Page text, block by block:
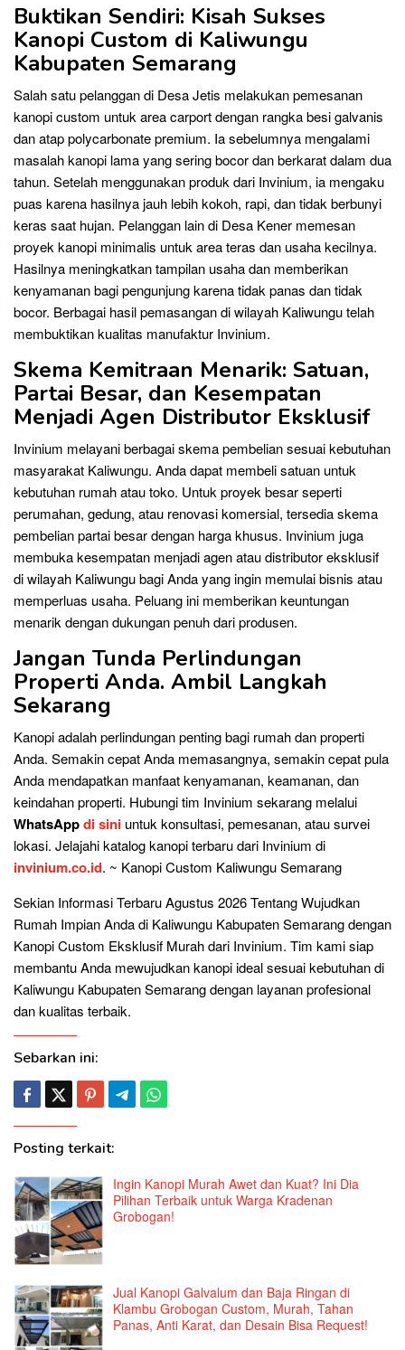
Buktikan Sendiri: Kisah Sukses
Kanopi Custom di Kaliwungu
Kabupaten Semarang
Salah satu pelanggan di Desa Jetis melakukan pemesanan
kanopi custom untuk area carport dengan rangka besi galvanis
dan atap polycarbonate premium. Ia sebelumnya mengalami
masalah kanopi lama yang sering bocor dan berkarat dalam dua
tahun. Setelah menggunakan produk dari Invinium, ia mengaku
puas karena hasilnya jauh lebih kokoh, rapi, dan tidak berbunyi
keras saat hujan. Pelanggan lain di Desa Kener memesan
proyek kanopi minimalis untuk area teras dan usaha kecilnya.
Hasilnya meningkatkan tampilan usaha dan memberikan
kenyamanan bagi pengunjung karena tidak panas dan tidak
bocor. Berbagai hasil pemasangan di wilayah Kaliwungu telah
membuktikan kualitas manufaktur Invinium.
Skema Kemitraan Menarik: Satuan,
Partai Besar, dan Kesempatan
Menjadi Agen Distributor Eksklusif
Invinium melayani berbagai skema pembelian sesuai kebutuhan
masyarakat Kaliwungu. Anda dapat membeli satuan untuk
kebutuhan rumah atau toko. Untuk proyek besar seperti
perumahan, gedung, atau renovasi komersial, tersedia skema
pembelian partai besar dengan harga khusus. Invinium juga
membuka kesempatan menjadi agen atau distributor eksklusif
di wilayah Kaliwungu bagi Anda yang ingin memulai bisnis atau
memperluas usaha. Peluang ini memberikan keuntungan
menarik dengan dukungan penuh dari produsen.
Jangan Tunda Perlindungan
Properti Anda. Ambil Langkah
Sekarang
Kanopi adalah perlindungan penting bagi rumah dan properti
Anda. Semakin cepat Anda memasangnya, semakin cepat pula
Anda mendapatkan manfaat kenyamanan, keamanan, dan
keindahan properti. Hubungi tim Invinium sekarang melalui
WhatsAppdi sini untuk konsultasi, pemesanan, atau survei
lokasi. Jelajahi katalog kanopi terbaru dari Invinium di
invinium.co.id. ~ Kanopi Custom Kaliwungu Semarang
Sekian Informasi Terbaru Agustus 2026 Tentang Wujudkan
Rumah Impian Anda di Kaliwungu Kabupaten Semarang dengan
Kanopi Custom Eksklusif Murah dari Invinium. Tim kami siap
membantu Anda mewujudkan kanopi ideal sesuai kebutuhan di
Kaliwungu Kabupaten Semarang dengan layanan profesional
dan kualitas terbaik.
Sebarkan ini:
Posting terkait:
Ingin Kanopi Murah Awet dan Kuat? Ini Dia
Pilihan Terbaik untuk Warga Kradenan
Grobogan!
Jual Kanopi Galvalum dan Baja Ringan di
Klambu Grobogan Custom, Murah, Tahan
Panas, Anti Karat, dan Desain Bisa Request!